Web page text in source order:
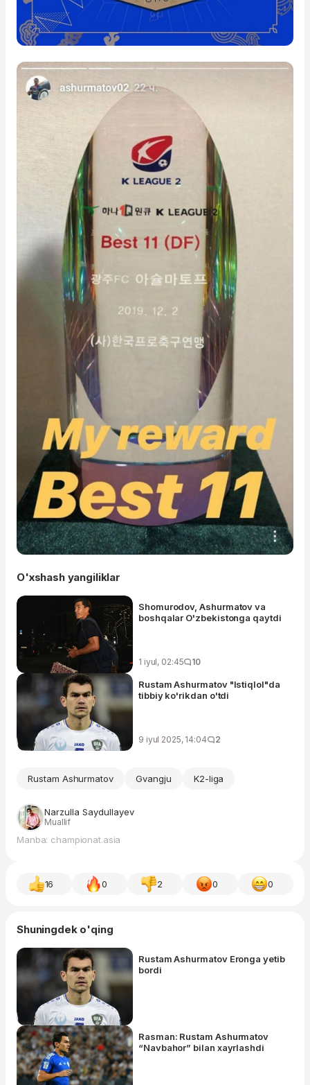
O'xshash yangiliklar
Shomurodov, Ashurmatov va
boshqalar O'zbekistonga qaytdi
1 iyul, 02:45 10
Rustam Ashurmatov "Istiqlol"da
tibbiy ko'rikdan o'tdi
9 iyul 2025, 14:04 2
Rustam Ashurmatov Gvangju K2-liga
Narzulla Saydullayev
Muallif
Manba: championat.asia
16 0 2 0 0
Shuningdek o'qing
​Rustam Ashurmatov Eronga yetib
bordi
Rasman: Rustam Ashurmatov
“Navbahor” bilan xayrlashdi